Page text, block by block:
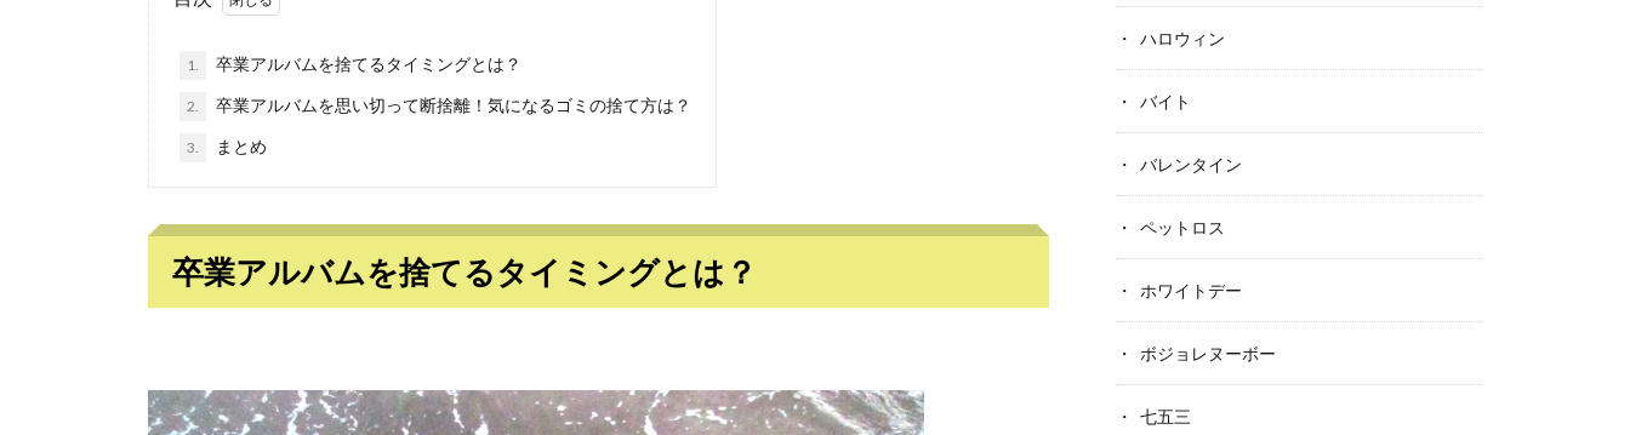
1. 卒業アルバムを捨てるタイミングとは？
2. 卒業アルバムを思い切って断捨離！気になるゴミの捨て方は？
3. まとめ
卒業アルバムを捨てるタイミングとは？
ハロウィン
バイト
バレンタイン
ペットロス
ホワイトデー
ボジョレヌーボー
七五三